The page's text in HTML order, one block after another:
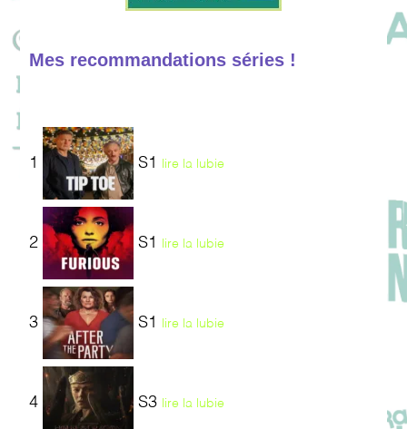
Mes recommandations séries !
1 S1 lire la lubie
2 S1 lire la lubie
3 S1 lire la lubie
4 S3 lire la lubie